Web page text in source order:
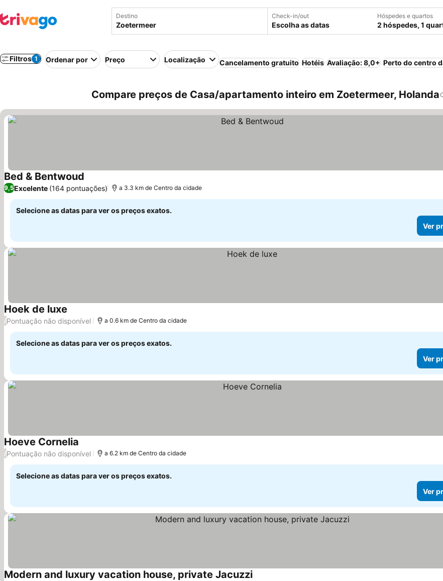
Destino Check-in/out
Escolha as datas
Hóspedes e quartos
2 hóspedes, 1
Filtros 1 Ordenar por Preço Localização Cancelamento gratuito Hotéis Avaliação: 8,0+ Perto do centro
Compare preços de Casa/apartamento inteiro em Zoetermeer, Holanda
Bed & Bentwoud
9,5Excelente (164 pontuações) a 3.3 km de Centro da cidade
Selecione as datas para ver os preços exatos.
Ver
Hoek de luxe
/Pontuação não disponível a 0.6 km de Centro da cidade
Selecione as datas para ver os preços exatos.
Ver
Hoeve Cornelia
/Pontuação não disponível a 6.2 km de Centro da cidade
Selecione as datas para ver os preços exatos.
Ver
Modern and luxury vacation house, private Jacuzzi